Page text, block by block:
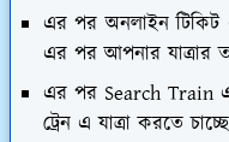
এর পর অনলাইন টিকিট
এর পর আপনার যাত্রার
এর পর Search Train
ট্রেন এ যাত্রা করতে